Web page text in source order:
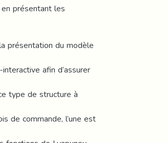
présentant les
présentation du modèle
afin d’assurer
type de structure à
de commande, l’une est